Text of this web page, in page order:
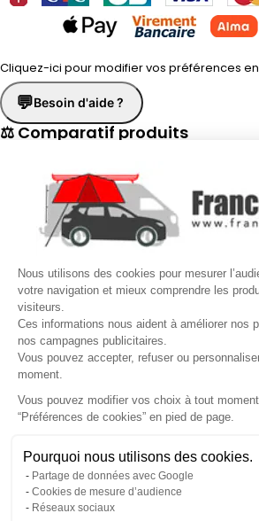
Nous utilisons des cookies pour mesurer
votre navigation et mieux comprendre les
visiteurs.
Ces informations nous aident à améliorer nos
nos campagnes publicitaires.
Vous pouvez accepter, refuser ou
moment.
Vous pouvez modifier vos choix à tout
“Préférences de cookies” en pied de page.
Pourquoi nous utilisons des cookies.
Partage de données avec Google
Cookies de mesure d’audience
Réseaux sociaux
Gérer mes cookies
Cliquez-ici pour modifier vos préférences
💬Besoin d'aide ?
Une question ? Nous sommes là pour
Non, merci
⚖ Comparatif produits
📋 Fiche technique
Demander un rappel
Nos conseillers vous rappellent duLundi au
17h30.
Nom*
Créneau